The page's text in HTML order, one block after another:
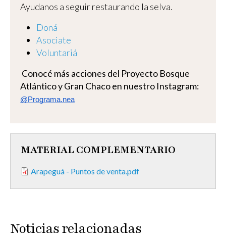
Ayudanos a seguir restaurando la selva.
Doná
Asociate
Voluntariá
Conocé más acciones del Proyecto Bosque
Atlántico y Gran Chaco en nuestro Instagram:
@Programa.nea
MATERIAL COMPLEMENTARIO
Arapeguá - Puntos de venta.pdf
Noticias relacionadas